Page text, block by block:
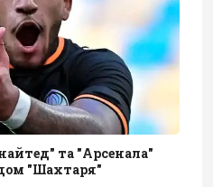
та "Арсенала"
"Шахтаря"